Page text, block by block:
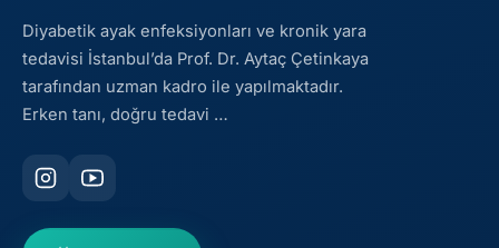
Diyabetik ayak enfeksiyonları ve kronik yara
tedavisi İstanbul’da Prof. Dr. Aytaç Çetinkaya
tarafından uzman kadro ile yapılmaktadır.
Erken tanı, doğru tedavi …